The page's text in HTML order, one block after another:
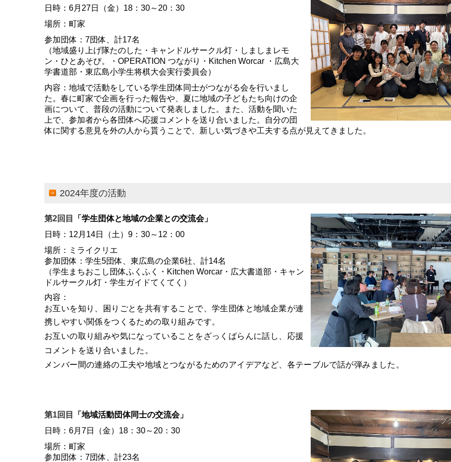
日時：6月27日（金）18：30～20：30
場所：町家
参加団体：7団体、計17名
（地域盛り上げ隊たのした・キャンドルサークル灯・しましまレモ
ン・ひとあそび。・OPERATION つながり・Kitchen Worcar ・広島大
学書道部・東広島小学生将棋大会実行委員会）
内容：地域で活動をしている学生団体同士がつながる会を行いまし
た。春に町家で企画を行った報告や、夏に地域の子どもたち向けの企
画について、普段の活動について発表しました。また、活動を聞いた
上で、参加者から各団体へ応援コメントを送り合いました。自分の団
体に関する意見を外の人から貰うことで、新しい気づきや工夫する点が見えてきました。
2024年度の活動
第2回目
「学生団体と地域の企業との交流会」
日時：12月14日（土）9：30～12：00
場所：ミライクリエ
参加団体：学生5団体、東広島の企業6社、計14名
（学生まちおこし団体ふくふく・Kitchen Worcar・広大書道部・キャン
ドルサークル灯・学生ガイドてくてく）
内容：
お互いを知り、困りごとを共有することで、学生団体と地域企業が連
携しやすい関係をつくるための取り組みです。
お互いの取り組みや気になっていることをざっくばらんに話し、応援
コメントを送り合いました。
メンバー間の連絡の工夫や地域とつながるためのアイデアなど、各テーブルで話が弾みました。
第1回目
「地域活動団体同士の交流会」
日時：6月7日（金）18：30～20：30
場所：町家
参加団体：7団体、計23名